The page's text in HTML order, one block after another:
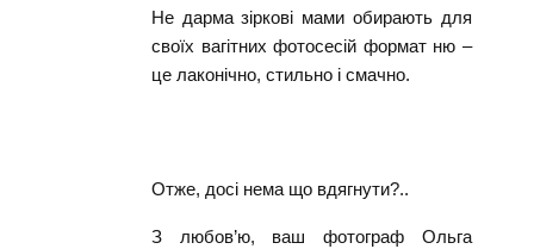
Не дарма зіркові мами обирають для
своїх вагітних фотосесій формат ню –
це лаконічно, стильно і смачно.
Отже, досі нема що вдягнути?..
З любов’ю, ваш фотограф Ольга